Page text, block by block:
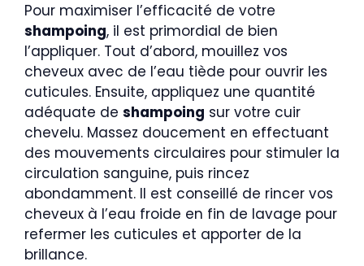
Pour maximiser l’efficacité de votre
shampoing, il est primordial de bien
l’appliquer. Tout d’abord, mouillez vos
cheveux avec de l’eau tiède pour ouvrir les
cuticules. Ensuite, appliquez une quantité
adéquate de shampoing sur votre cuir
chevelu. Massez doucement en effectuant
des mouvements circulaires pour stimuler la
circulation sanguine, puis rincez
abondamment. Il est conseillé de rincer vos
cheveux à l’eau froide en fin de lavage pour
refermer les cuticules et apporter de la
brillance.